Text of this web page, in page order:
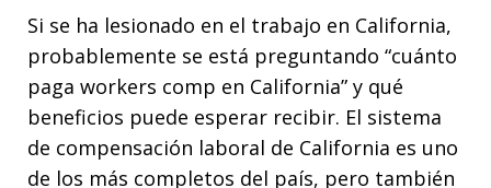
Si se ha lesionado en el trabajo en California,
probablemente se está preguntando “cuánto
paga workers comp en California” y qué
beneficios puede esperar recibir. El sistema
de compensación laboral de California es uno
de los más completos del país, pero también